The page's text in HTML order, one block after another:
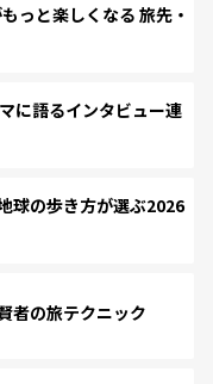
っと楽しくなる 旅先・
に語るインタビュー連
球の歩き方が選ぶ2026
者の旅テクニック